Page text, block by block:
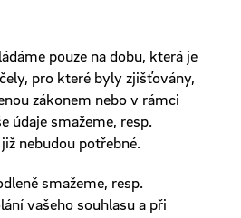
pouze na dobu, která je
pro které byly zjišťovány,
zákonem nebo v rámci
údaje smažeme, resp.
nebudou potřebné.
smažeme, resp.
vašeho souhlasu a při